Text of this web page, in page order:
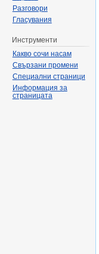
Разговори
Гласувания
Инструменти
Какво сочи насам
Свързани промени
Специални страници
Информация за
страницата